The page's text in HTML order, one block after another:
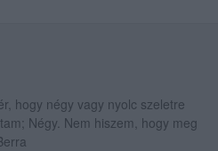
hogy négy vagy nyolc szeletre
Négy. Nem hiszem, hogy meg